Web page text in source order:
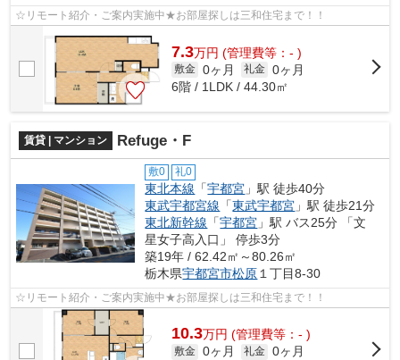
☆リモート紹介・ご案内実施中★お部屋探しは三和住宅まで！！
7.3万円 (管理費等：- )
敷金 0ヶ月 礼金 0ヶ月
6階 / 1LDK / 44.30㎡
賃貸 | マンション Refuge・F
敷0 礼0
東北本線 「宇都宮 」駅 徒歩40分
東武宇都宮線 「東武宇都宮 」駅 徒歩21分
東北新幹線 「宇都宮 」駅 バス25分 「文
星女子高入口」 停歩3分
築19年 / 62.42㎡～80.26㎡
栃木県宇都宮市松原 １丁目8-30
☆リモート紹介・ご案内実施中★お部屋探しは三和住宅まで！！
10.3万円 (管理費等：- )
敷金 0ヶ月 礼金 0ヶ月